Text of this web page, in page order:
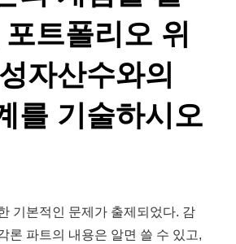
트폴리오 위
자산수와의
를 기술하시오
기본적인 문제가 출제되었다. 감
론 파트의 내용은 알면 쓸 수 있고,